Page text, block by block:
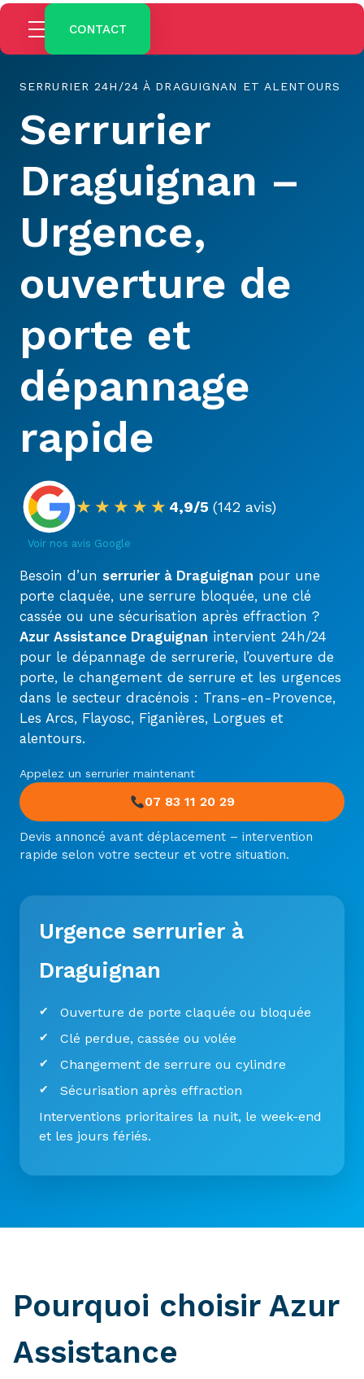
CONTACT
SERRURIER 24H/24 À DRAGUIGNAN ET ALENTOURS
Serrurier
Draguignan –
Urgence,
ouverture de
porte et
dépannage
rapide
★★★★★ 4,9/5 (142 avis)
Voir nos avis Google
Besoin d’un serrurier à Draguignan pour une
porte claquée, une serrure bloquée, une clé
cassée ou une sécurisation après effraction ?
Azur Assistance Draguignan intervient 24h/24
pour le dépannage de serrurerie, l’ouverture de
porte, le changement de serrure et les urgences
dans le secteur dracénois : Trans-en-Provence,
Les Arcs, Flayosc, Figanières, Lorgues et
alentours.
Appelez un serrurier maintenant
07 83 11 20 29
Devis annoncé avant déplacement – intervention
rapide selon votre secteur et votre situation.
Urgence serrurier à
Draguignan
Ouverture de porte claquée ou bloquée
Clé perdue, cassée ou volée
Changement de serrure ou cylindre
Sécurisation après effraction
Interventions prioritaires la nuit, le week-end
et les jours fériés.
Pourquoi choisir Azur
Assistance